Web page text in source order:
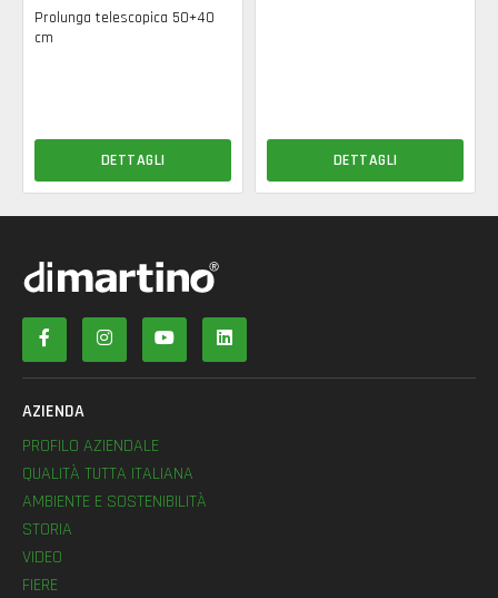
Prolunga telescopica 50+40
cm
DETTAGLI DETTAGLI
AZIENDA
PROFILO AZIENDALE
QUALITÀ TUTTA ITALIANA
AMBIENTE E SOSTENIBILITÀ
STORIA
VIDEO
FIERE